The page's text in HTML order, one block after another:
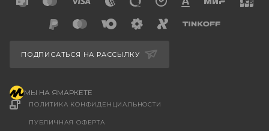
ПОЛИТИКА КОНФИДЕНЦИАЛЬНОСТИ
ПУБЛИЧНАЯ ОФЕРТА
ПОДПИСАТЬСЯ НА РАССЫЛКУ
МЫ НА ЯМАРКЕТЕ